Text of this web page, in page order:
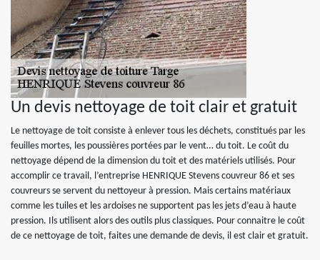
Un devis nettoyage de toit clair et gratuit
Le nettoyage de toit consiste à enlever tous les déchets, constitués par les
feuilles mortes, les poussières portées par le vent… du toit. Le coût du
nettoyage dépend de la dimension du toit et des matériels utilisés. Pour
accomplir ce travail, l’entreprise HENRIQUE Stevens couvreur 86 et ses
couvreurs se servent du nettoyeur à pression. Mais certains matériaux
comme les tuiles et les ardoises ne supportent pas les jets d’eau à haute
pression. Ils utilisent alors des outils plus classiques. Pour connaitre le coût
de ce nettoyage de toit, faites une demande de devis, il est clair et gratuit.